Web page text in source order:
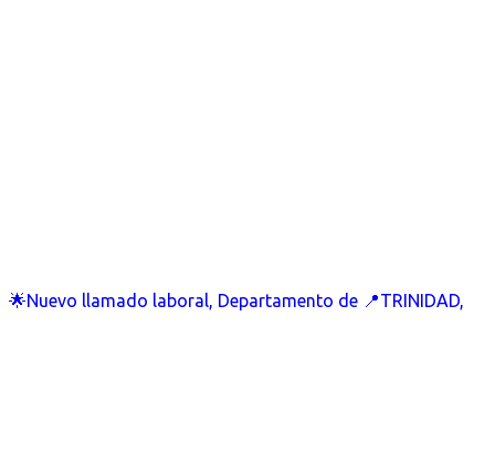
🌟Nuevo llamado laboral, Departamento de 📍TRINIDAD,